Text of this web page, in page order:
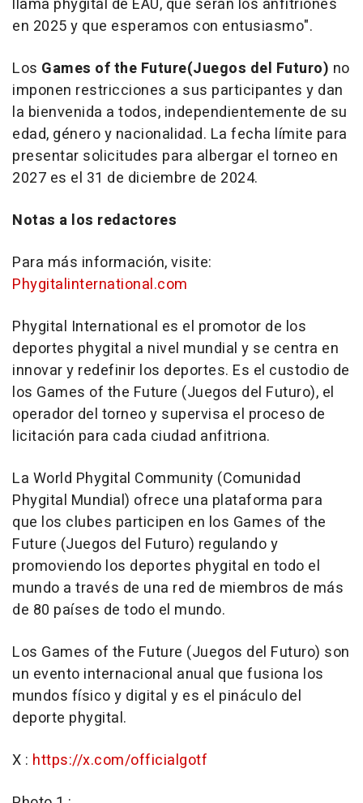
llama phygital de EAU, que serán los anfitriones
en 2025 y que esperamos con entusiasmo".
Los Games of the Future(Juegos del Futuro) no
imponen restricciones a sus participantes y dan
la bienvenida a todos, independientemente de su
edad, género y nacionalidad. La fecha límite para
presentar solicitudes para albergar el torneo en
2027 es el 31 de diciembre de 2024.
Notas a los redactores
Para más información, visite:
Phygitalinternational.com
Phygital International es el promotor de los
deportes phygital a nivel mundial y se centra en
innovar y redefinir los deportes. Es el custodio de
los Games of the Future (Juegos del Futuro), el
operador del torneo y supervisa el proceso de
licitación para cada ciudad anfitriona.
La World Phygital Community (Comunidad
Phygital Mundial) ofrece una plataforma para
que los clubes participen en los Games of the
Future (Juegos del Futuro) regulando y
promoviendo los deportes phygital en todo el
mundo a través de una red de miembros de más
de 80 países de todo el mundo.
Los Games of the Future (Juegos del Futuro) son
un evento internacional anual que fusiona los
mundos físico y digital y es el pináculo del
deporte phygital.
X : https://x.com/officialgotf